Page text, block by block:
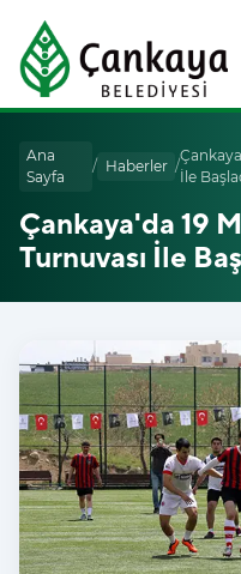
Ana
Sayfa
/ Haberler /
İle
Çankaya'da 19
Turnuvası İle